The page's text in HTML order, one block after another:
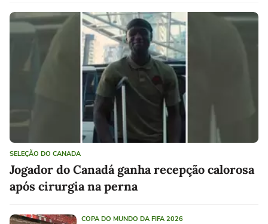
SELEÇÃO DO CANADA
Jogador do Canadá ganha recepção calorosa
após cirurgia na perna
COPA DO MUNDO DA FIFA 2026